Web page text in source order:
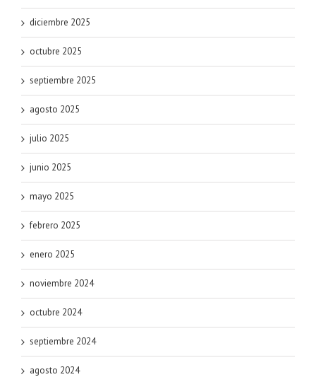
diciembre 2025
octubre 2025
septiembre 2025
agosto 2025
julio 2025
junio 2025
mayo 2025
febrero 2025
enero 2025
noviembre 2024
octubre 2024
septiembre 2024
agosto 2024